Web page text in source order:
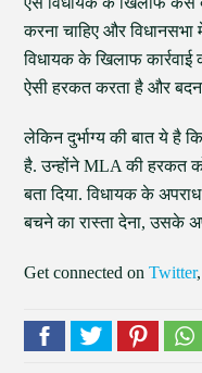
करना चाहिए और विधानसभा
विधायक के खिलाफ
ऐसी हरकत करता है और
लेकिन दुर्भाग्य की बात ये है
है. उन्होंने MLA की हरकत
बता दिया. विधायक के
बचने का रास्ता देना, उसके
Get connected onTwitter